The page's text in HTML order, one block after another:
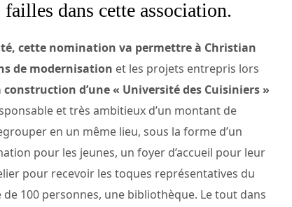
failles dans cette association.
cette nomination va permettre à Christian
de modernisation et les projets entrepris lors
construction d’une « Université des Cuisiniers »
et très ambitieux d’un montant de
en un même lieu, sous la forme d’un
pour les jeunes, un foyer d’accueil pour leur
pour recevoir les toques représentatives du
100 personnes, une bibliothèque. Le tout dans